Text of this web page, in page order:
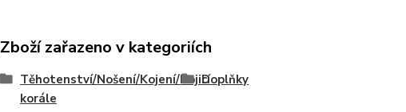
Zboží zařazeno v kategoriích
Těhotenství/Nošení/Kojení/Kojicí
korále
Doplňky